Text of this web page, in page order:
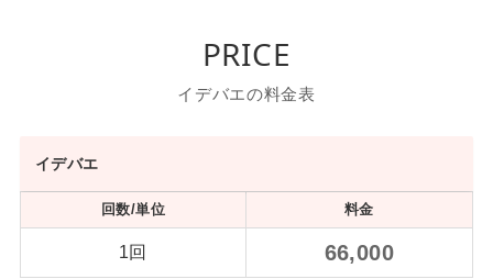
PRICE
イデバエの料金表
イデバエ
回数/単位 料金
1回 66,000